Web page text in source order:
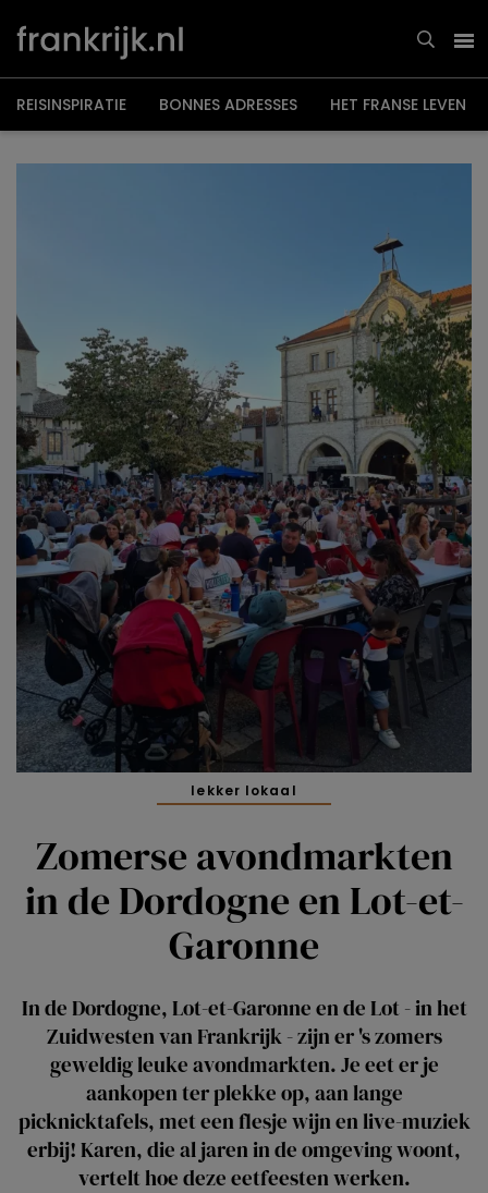
naar
inhoud
REISINSPIRATIE BONNES ADRESSES HET FRANSE LEVEN
lekker lokaal
Zomerse avondmarkten
in de Dordogne en Lot-et-
Garonne
In de Dordogne, Lot-et-Garonne en de Lot - in het
Zuidwesten van Frankrijk - zijn er 's zomers
geweldig leuke avondmarkten. Je eet er je
aankopen ter plekke op, aan lange
picknicktafels, met een flesje wijn en live-muziek
erbij! Karen, die al jaren in de omgeving woont,
vertelt hoe deze eetfeesten werken.